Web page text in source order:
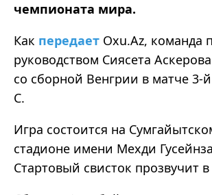
чемпионата мира.
Как передает Oxu.Az, команда
руководством Сиясета
со сборной Венгрии в матче 3-
C.
Игра состоится на
стадионе имени Мехди
Стартовый свисток прозвучит в